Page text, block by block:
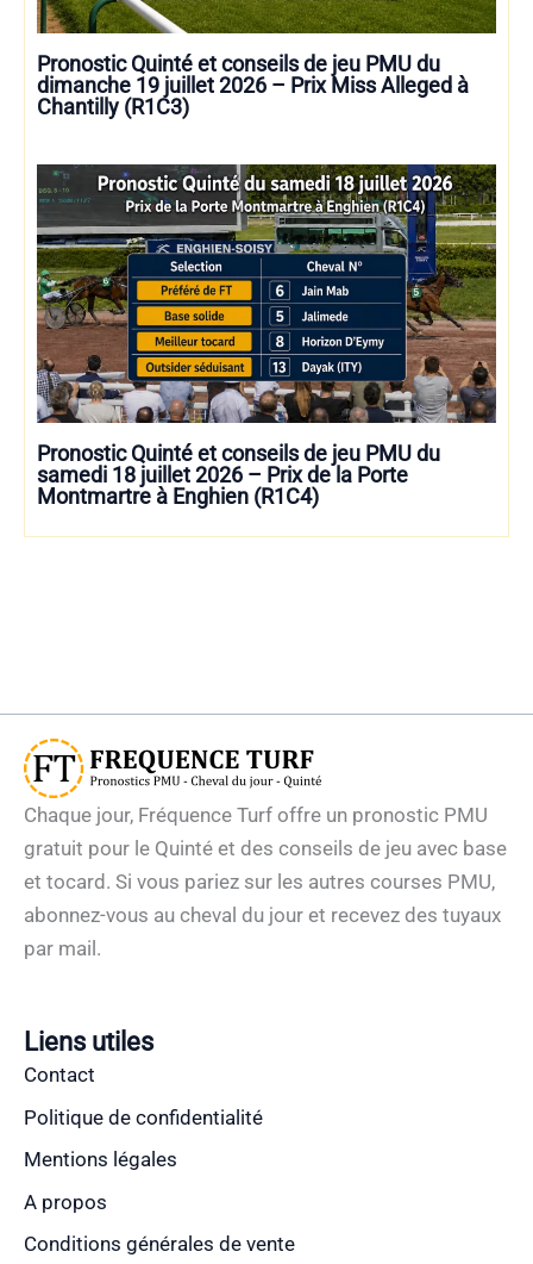
Pronostic Quinté et conseils de jeu PMU du
dimanche 19 juillet 2026 – Prix Miss Alleged à
Chantilly (R1C3)
Pronostic Quinté et conseils de jeu PMU du
samedi 18 juillet 2026 – Prix de la Porte
Montmartre à Enghien (R1C4)
Chaque jour, Fréquence Turf offre un pronostic PMU
gratuit pour le Quinté et des conseils de jeu avec base
et tocard. Si vous pariez sur les autres courses PMU,
abonnez-vous au cheval du jour et recevez des tuyaux
par mail.
Liens utiles
Contact
Politique de confidentialité
Mentions légales
A propos
Conditions générales de vente